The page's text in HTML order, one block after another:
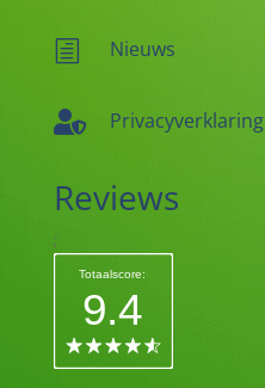
h Nieuws
 Privacyverklaring
Reviews
;
9.4
Totaalscore: